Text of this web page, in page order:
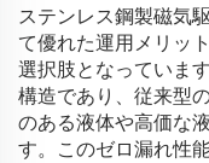
ステンレス鋼製磁気
て優れた運用メリッ
選択肢となっていま
構造であり、従来型
のある液体や高価な
す。このゼロ漏れ性